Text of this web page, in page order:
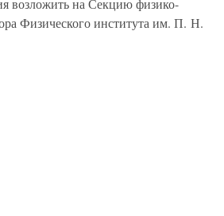
возложить на Секцию физико-
Физического института им. П. Н.